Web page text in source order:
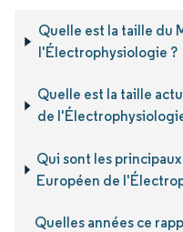
Quelle est la taille du
l'Électrophysiologie ?
Quelle est la taille
de
Qui sont les
Européen de
Quelles années ce